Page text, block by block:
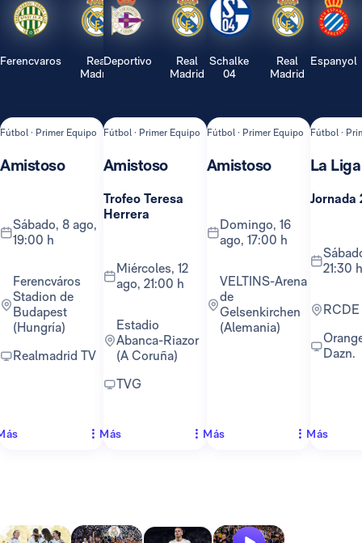
Ferencvaros
Real
Madrid
Fútbol · Primer Equipo
Amistoso
sábado, 8 ago,
19:00 h
Ferencváros
Stadion de
Budapest
(Hungría)
Realmadrid TV
Deportivo
Real
Madrid
Fútbol · Primer Equipo
Amistoso
Trofeo Teresa
Herrera
miércoles, 12
ago, 21:00 h
Estadio
Abanca-Riazor
(A Coruña)
TVG
Más
Schalke
04
Real
Madrid
Fútbol · Primer Equipo
Amistoso
domingo, 16
ago, 17:00 h
VELTINS-Arena
de
Gelsenkirchen
(Alemania)
Más
Espanyol
Fútbol ·
La Liga
Jornada
sábado, 22 ago,
21:30 h
Orange TV y
Dazn.
Más